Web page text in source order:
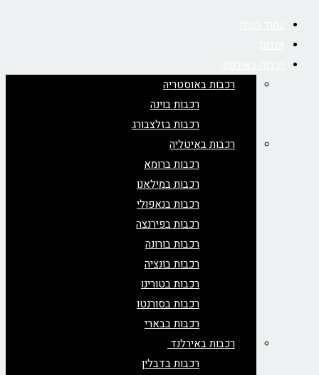
רכבות באוסטריה
רכבות בוינה
רכבות בזלצבורג
רכבות באיטליה
רכבות ברומא
רכבות במילאנו
רכבות בנאפולי
רכבות בפירנצה
רכבות בורונה
רכבות בונציה
רכבות בטורינו
רכבות בסורנטו
רכבות בבארי
רכבות באירלנד
רכבות בדבלין